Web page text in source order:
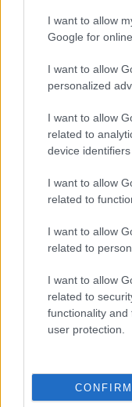
I want to allow
Google for
I want to allow
personalized
I want to allow
related to
device identifiers
I want to allow
related to
I want to allow
related to
I want to allow
related to
functionality
user protection.
CONFIRM
informatifs. L'éditeur
responsables des
absolument consulter